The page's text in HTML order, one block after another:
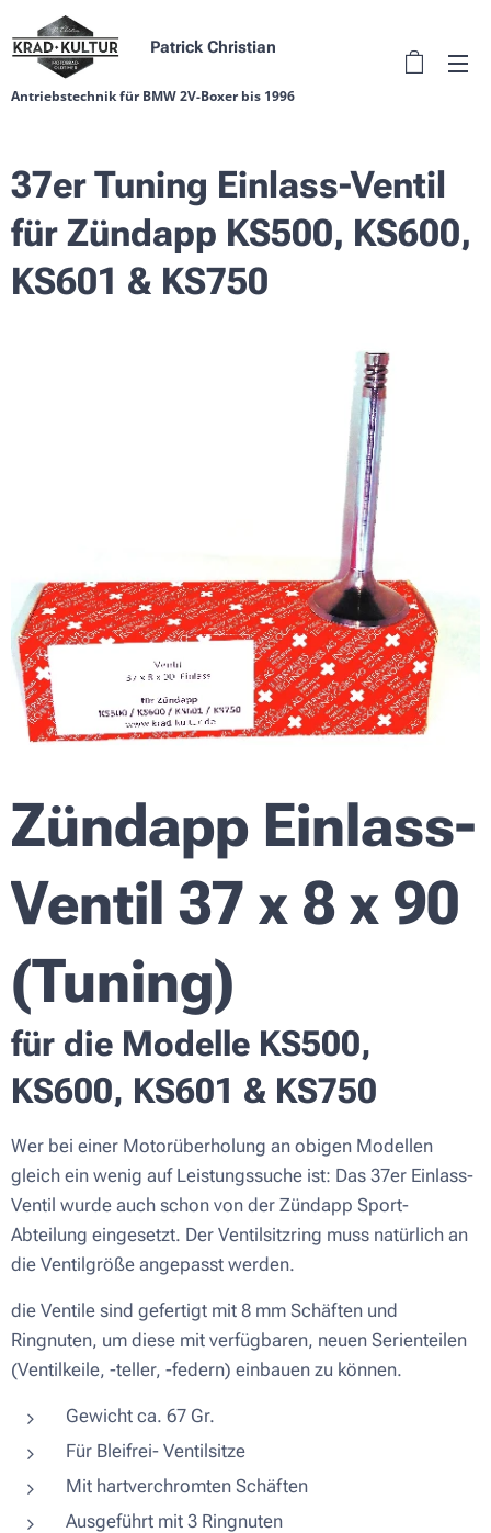
Patrick Christian
Antriebstechnik für BMW 2V-Boxer bis 1996
37er Tuning Einlass-Ventil
für Zündapp KS500, KS600,
KS601 & KS750
Zündapp Einlass-
Ventil 37 x 8 x 90
(Tuning)
für die Modelle KS500,
KS600, KS601 & KS750
Wer bei einer Motorüberholung an obigen Modellen
gleich ein wenig auf Leistungssuche ist: Das 37er Einlass-
Ventil wurde auch schon von der Zündapp Sport-
Abteilung eingesetzt. Der Ventilsitzring muss natürlich an
die Ventilgröße angepasst werden.
die Ventile sind gefertigt mit 8 mm Schäften und
Ringnuten, um diese mit verfügbaren, neuen Serienteilen
(Ventilkeile, -teller, -federn) einbauen zu können.
Gewicht ca. 67 Gr.
Für Bleifrei- Ventilsitze
Mit hartverchromten Schäften
Ausgeführt mit 3 Ringnuten